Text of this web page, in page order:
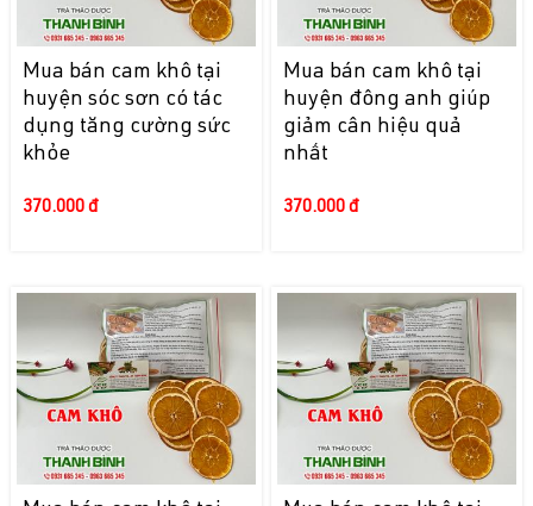
Mua bán cam khô tại
huyện sóc sơn có tác
dụng tăng cường sức
khỏe
370.000 đ
Mua bán cam khô tại
huyện đông anh giúp
giảm cân hiệu quả
nhất
370.000 đ